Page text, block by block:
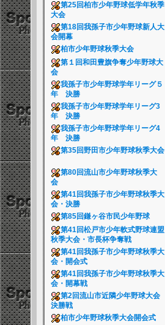
第25回柏市少年野球低学年秋季
大会
第18回我孫子市少年野球新人大
会開幕
柏市少年野球秋季大会
第１回和田豊旗争奪少年野球大
会
我孫子市少年野球学年リーグ５
年 決勝
我孫子市少年野球学年リーグ3
年 決勝
我孫子市少年野球学年リーグ4
年 決勝
第35回野田市少年野球秋季大会
第80回流山市少年野球秋季大
会
第41回我孫子市少年野球秋季大
会・決勝
第85回鎌ヶ谷市民少年野球
第41回松戸市少年軟式野球連盟
秋季大会・市長杯争奪戦
第41回我孫子市少年野球秋季大
会・開会式
第41回我孫子市少年野球秋季大
会・開幕戦
第2回流山市近隣少年野球大会
決勝戦
柏市少年野球秋季大会開会式